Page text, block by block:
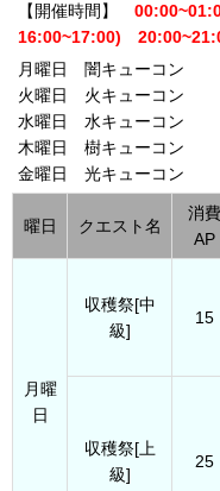
【開催時間】
16:00~17:00)
月曜日 闇キューコン
火曜日 火キューコン
水曜日 水キューコン
木曜日 樹キューコン
金曜日 光キューコン
曜日 クエスト名
消費
AP
月曜
日
収穫祭[中
級]
15
収穫祭[上
級]
25